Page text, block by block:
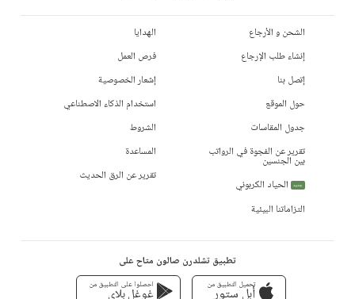
الشحن و الأرجاع
إنشاء طلب الإرجاع
إتصل بنا
حول الموقع
جدول المقاسات
تقرير عن الفجوة في الرواتب
بين الجنسين
جديد
الحياد الكربوني
التزاماتنا البيئية
الهدايا
فرص العمل
إشعار الخصوصية
استخدام الذكاء الاصطناعي
الشروط
المساعدة
تقرير عن الرق الحديث
تطبيق تشلدرن صالون متاح على
تحميل التطبيق من
أبل ستور
احصلوا على التطبيق من
غوغل بلاي